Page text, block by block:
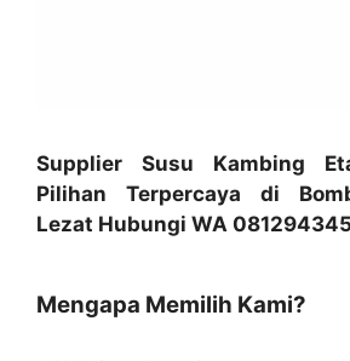
Supplier Susu Kambing
Pilihan Terpercaya di
Lezat Hubungi WA
Mengapa Memilih Kami?